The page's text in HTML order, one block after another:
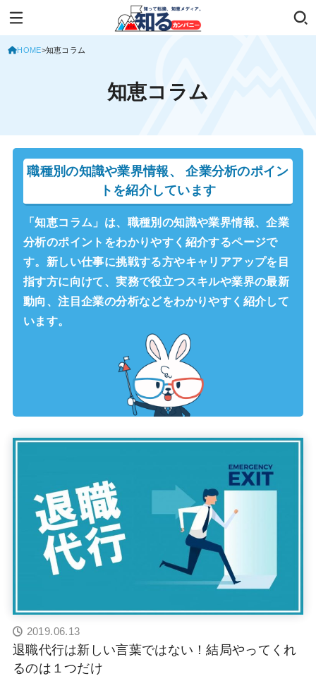
HOME 知恵コラム
知恵コラム
職種別の知識や業界情報、
企業分析のポイン
トを紹介しています
「知恵コラム」は、職種別の知識や業界情報、企業
分析のポイントをわかりやすく紹介するページで
す。新しい仕事に挑戦する方やキャリアアップを目
指す方に向けて、実務で役立つスキルや業界の最新
動向、注目企業の分析などをわかりやすく紹介して
います。
2019.06.13
退職代行は新しい言葉ではない！結局やってくれ
るのは１つだけ